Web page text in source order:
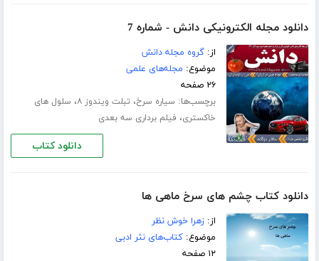
دانلود مجله الکترونیکی دانش - شماره 7
از:گروه مجله دانش
موضوع: مجله‌های علمی
۲۶ صفحه
برچسب‌ها: سیاره سرخ، تبلت ویندوز ۸ ، سلول های
خاکستری، فیلم برداری سه بعدی
دانلود کتاب
دانلود کتاب چشم های سرخ ماهی ها
از:زهرا خوش نظر
موضوع:کتاب‌های نثر ادبی
۱۲ صفحه